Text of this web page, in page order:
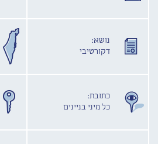
נושא:
דקורטיבי
כתובת:
כל מיני בניינים